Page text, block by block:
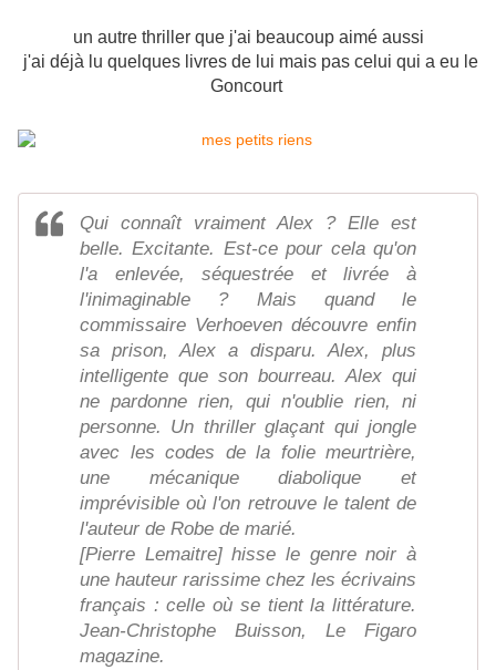
un autre thriller que j'ai beaucoup aimé aussi
j'ai déjà lu quelques livres de lui mais pas celui qui a eu le
Goncourt
Qui connaît vraiment Alex ? Elle est
belle. Excitante. Est-ce pour cela qu'on
l'a enlevée, séquestrée et livrée à
l'inimaginable ? Mais quand le
commissaire Verhoeven découvre enfin
sa prison, Alex a disparu. Alex, plus
intelligente que son bourreau. Alex qui
ne pardonne rien, qui n'oublie rien, ni
personne. Un thriller glaçant qui jongle
avec les codes de la folie meurtrière,
une mécanique diabolique et
imprévisible où l'on retrouve le talent de
l'auteur de Robe de marié.
[Pierre Lemaitre] hisse le genre noir à
une hauteur rarissime chez les écrivains
français : celle où se tient la littérature.
Jean-Christophe Buisson, Le Figaro
magazine.